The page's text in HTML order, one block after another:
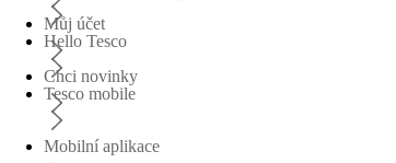
Hello Tesco
Tesco mobile
Mobilní aplikace
Můj účet
Chci novinky